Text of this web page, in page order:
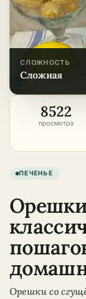
СЛОЖНОСТЬ
сложная
8522
просмотра
ПЕЧЕНЬЕ
Орешки со